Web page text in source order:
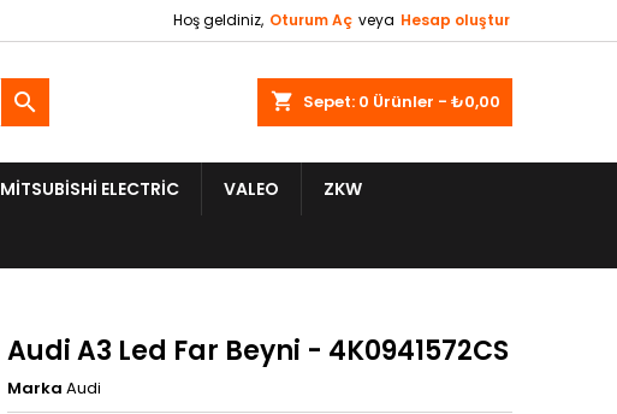
Hoş geldiniz, Oturum Aç veya Hesap oluştur
shopping_cart Sepet: 0 Ürünler - ₺0,00

MITSUBISHI ELECTRIC VALEO ZKW
Audi A3 Led Far Beyni - 4K0941572CS
Marka Audi